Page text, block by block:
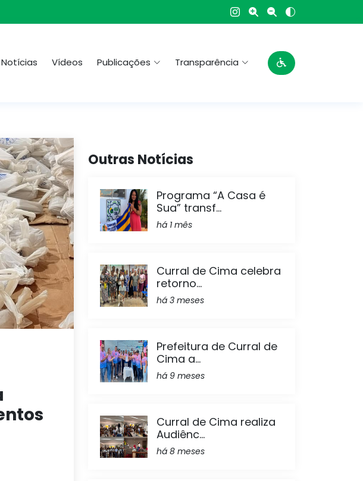
Notícias Vídeos Publicações Transparência
Outras Notícias
Programa “A Casa é
Sua” transf...
há 1 mês
Curral de Cima celebra
retorno...
há 3 meses
Prefeitura de Curral de
Cima a...
há 9 meses
Curral de Cima realiza
Audiênc...
há 8 meses